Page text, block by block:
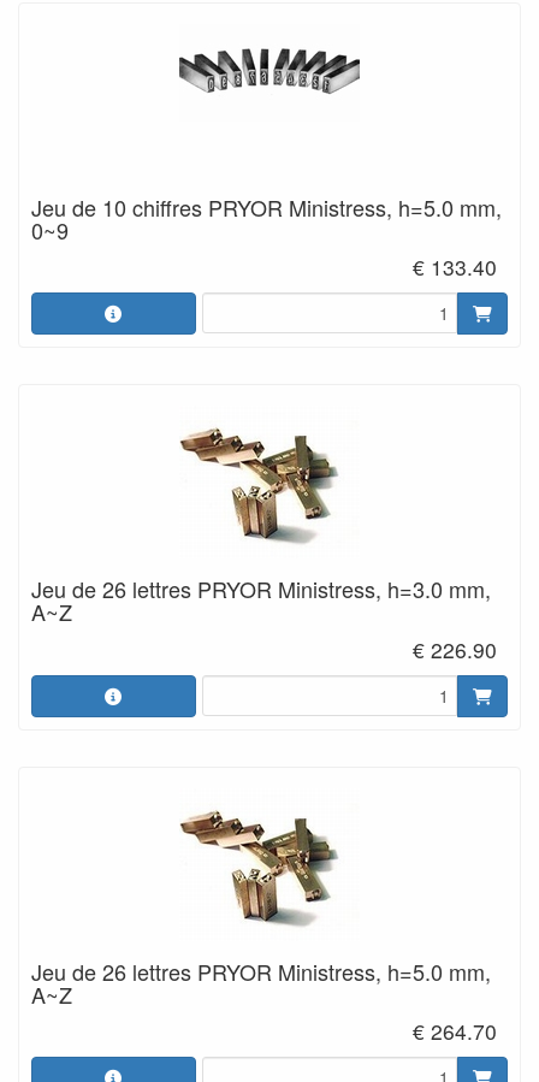
Jeu de 10 chiffres PRYOR Ministress, h=5.0 mm,
0~9
€ 133.40
Jeu de 26 lettres PRYOR Ministress, h=3.0 mm,
A~Z
€ 226.90
Jeu de 26 lettres PRYOR Ministress, h=5.0 mm,
A~Z
€ 264.70